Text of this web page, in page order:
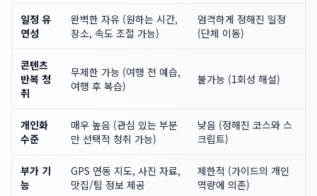
일정 유
연성
완벽한 자유 (원하는 시간,
장소, 속도 조절 가능)
엄격하게 정해진 일정
(단체 이동)
콘텐츠
반복 청
취
무제한 가능 (여행 전 예습,
여행 후 복습)
불가능 (1회성 해설)
개인화
수준
매우 높음 (관심 있는 부분
만 선택적 청취 가능)
낮음 (정해진 코스와 스
크립트)
부가 기
능
GPS 연동 지도, 사진 자료,
맛집/팁 정보 제공
제한적 (가이드의 개인
역량에 의존)